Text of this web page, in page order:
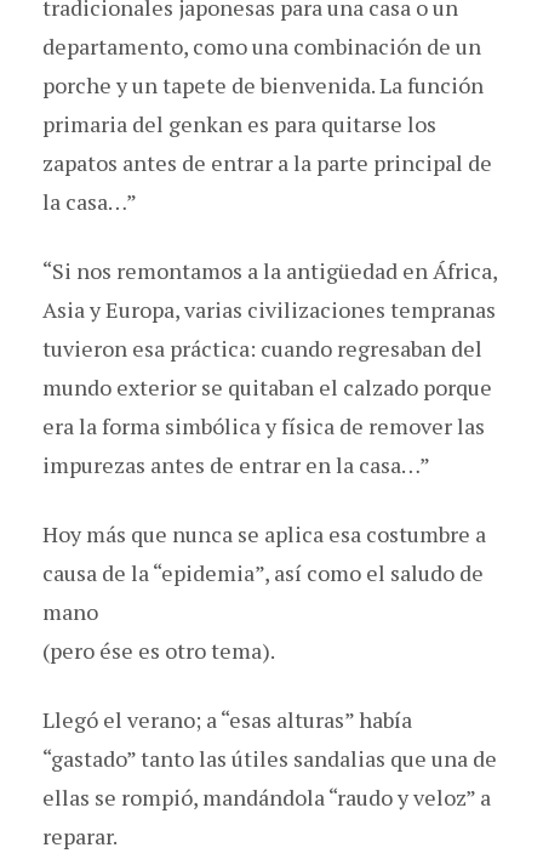
tradicionales japonesas para una casa o un
departamento, como una combinación de un
porche y un tapete de bienvenida. La función
primaria del genkan es para quitarse los
zapatos antes de entrar a la parte principal de
la casa…”
“Si nos remontamos a la antigüedad en África,
Asia y Europa, varias civilizaciones tempranas
tuvieron esa práctica: cuando regresaban del
mundo exterior se quitaban el calzado porque
era la forma simbólica y física de remover las
impurezas antes de entrar en la casa…”
Hoy más que nunca se aplica esa costumbre a
causa de la “epidemia”, así como el saludo de
mano
(pero ése es otro tema).
Llegó el verano; a “esas alturas” había
“gastado” tanto las útiles sandalias que una de
ellas se rompió, mandándola “raudo y veloz” a
reparar.